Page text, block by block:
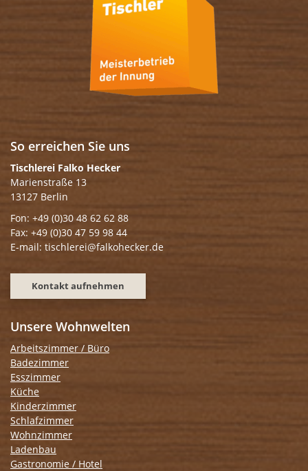
So erreichen Sie uns
Tischlerei Falko Hecker
Marienstraße 13
13127 Berlin
Fon: +49 (0)30 48 62 62 88
Fax: +49 (0)30 47 59 98 44
E-mail: tischlerei@falkohecker.de
Kontakt aufnehmen
Unsere Wohnwelten
Arbeitszimmer / Büro
Badezimmer
Esszimmer
Küche
Kinderzimmer
Schlafzimmer
Wohnzimmer
Ladenbau
Gastronomie / Hotel